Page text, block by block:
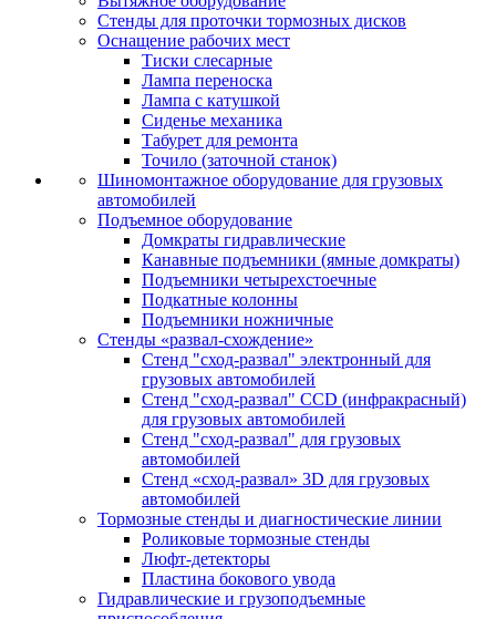
Стенды для проточки тормозных дисков
Оснащение рабочих мест
Тиски слесарные
Лампа переноска
Лампа с катушкой
Сиденье механика
Табурет для ремонта
Точило (заточной станок)
Шиномонтажное оборудование для грузовых
автомобилей
Подъемное оборудование
Домкраты гидравлические
Канавные подъемники (ямные домкраты)
Подъемники четырехстоечные
Подкатные колонны
Подъемники ножничные
Стенды «развал-схождение»
Стенд "сход-развал" электронный для
грузовых автомобилей
Стенд "сход-развал" CCD (инфракрасный)
для грузовых автомобилей
Стенд "сход-развал" для грузовых
автомобилей
Стенд «сход-развал» 3D для грузовых
автомобилей
Тормозные стенды и диагностические линии
Роликовые тормозные стенды
Люфт-детекторы
Пластина бокового увода
Гидравлические и грузоподъемные